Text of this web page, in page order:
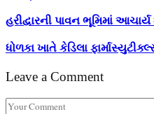
હરીદ્વારની પાવન ભૂમિમાં
ધોળકા ખાતે કેડિલા
Leave a Comment